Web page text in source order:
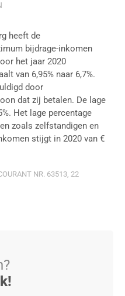
heeft de
bijdrage-inkomen
het jaar 2020
van 6,95% naar 6,7%.
door
dat zij betalen. De lage
Het lage percentage
zoals zelfstandigen en
stijgt in 2020 van €
NR. 63513, 22